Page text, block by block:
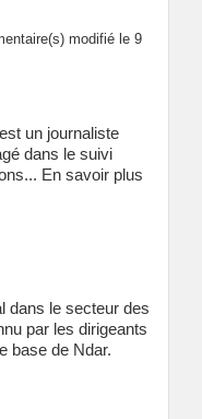
modifié le 9
un journaliste
dans le suivi
En savoir plus
dans le secteur des
par les dirigeants
base de Ndar.